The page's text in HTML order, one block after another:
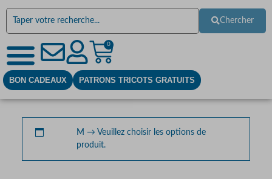
Chercher
0
BON CADEAUX PATRONS TRICOTS GRATUITS
M → Veuillez choisir les options de
produit.